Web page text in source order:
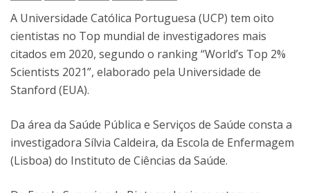
A Universidade Católica Portuguesa (UCP) tem oito
cientistas no Top mundial de investigadores mais
citados em 2020, segundo o ranking “World’s Top 2%
Scientists 2021”, elaborado pela Universidade de
Stanford (EUA).
Da área da Saúde Pública e Serviços de Saúde consta a
investigadora Sílvia Caldeira, da Escola de Enfermagem
(Lisboa) do Instituto de Ciências da Saúde.